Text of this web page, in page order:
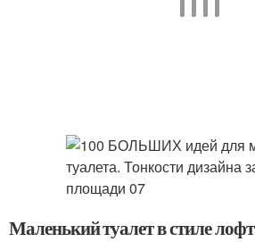
Маленький туалет в стиле лофт